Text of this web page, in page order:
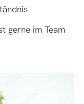
gerne im Team